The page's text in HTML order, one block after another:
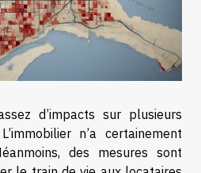
d’impacts sur plusieurs
n’a certainement
des mesures sont